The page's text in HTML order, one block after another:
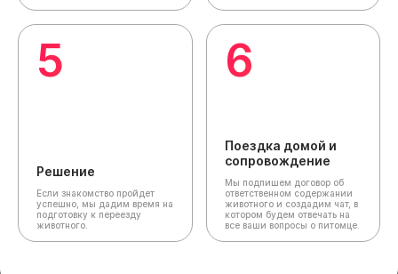
5
Решение
Если знакомство пройдет
успешно, мы дадим время на
подготовку к переезду
животного.
6
Поездка домой и
сопровождение
Мы подпишем договор об
ответственном содержании
животного и создадим чат, в
котором будем отвечать на
все ваши вопросы о питомце.